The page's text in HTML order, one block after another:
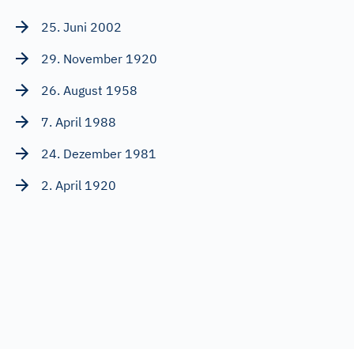
25. Juni 2002
29. November 1920
26. August 1958
7. April 1988
24. Dezember 1981
2. April 1920